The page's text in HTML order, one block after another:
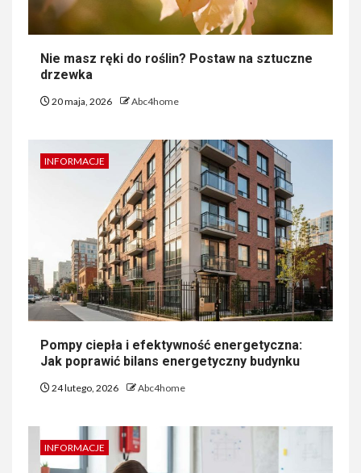
Nie masz ręki do roślin? Postaw na sztuczne
drzewka
20 maja, 2026 Abc4home
INFORMACJE
Pompy ciepła i efektywność energetyczna:
Jak poprawić bilans energetyczny budynku
24 lutego, 2026 Abc4home
INFORMACJE